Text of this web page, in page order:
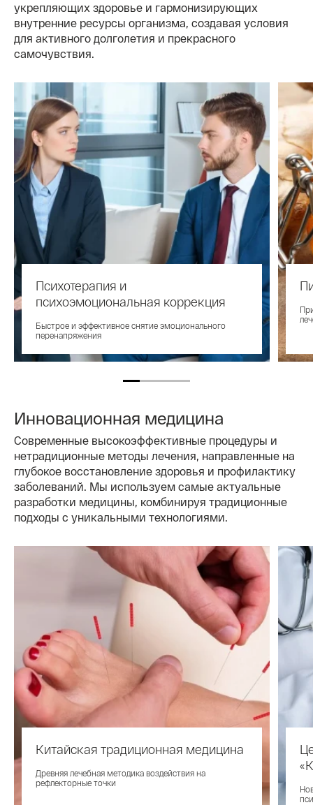
укрепляющих здоровье и гармонизирующих
внутренние ресурсы организма, создавая условия
для активного долголетия и прекрасного
самочувствия.
Психотерапия и
психоэмоциональная коррекция
Быстрое и эффективное снятие эмоционального
перенапряжения
Инновационная медицина
Современные высокоэффективные процедуры и
нетрадиционные методы лечения, направленные на
глубокое восстановление здоровья и профилактику
заболеваний. Мы используем самые актуальные
разработки медицины, комбинируя традиционные
подходы с уникальными технологиями.
Китайская традиционная медицина
Древняя лечебная методика воздействия на
рефлекторные точки